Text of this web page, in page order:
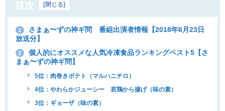
目次 閉じる
1
さまぁ〜ずの神ギ問 番組出演者情報【2018年6月23日
放送分】
2
個人的にオススメな人気冷凍食品ランキングベスト5【さ
まぁ〜ずの神ギ問】
5位：肉巻きポテト（マルハニチロ）
4位：やわらかジューシー 若鶏から揚げ（味の素）
3位：ギョーザ（味の素）